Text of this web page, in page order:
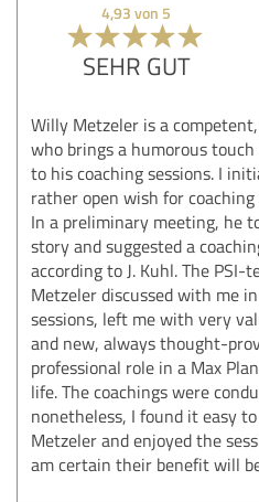
4,93 von 5
SEHR GUT
Willy Metzeler is a
who brings a humorous
to his coaching sessions. I
rather open wish for
In a preliminary meeting, he
story and suggested a
according to J. Kuhl. The
Metzeler discussed with me
sessions, left me with very
and new, always thought-
professional role in a Max
life. The coachings were
nonetheless, I found it easy
Metzeler and enjoyed the
am certain their benefit will